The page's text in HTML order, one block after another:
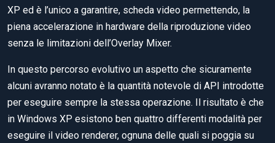
XP ed è l’unico a garantire, scheda video permettendo, la
piena accelerazione in hardware della riproduzione video
senza le limitazioni dell’Overlay Mixer.
In questo percorso evolutivo un aspetto che sicuramente
alcuni avranno notato è la quantità notevole di API introdotte
per eseguire sempre la stessa operazione. Il risultato è che
in Windows XP esistono ben quattro differenti modalità per
eseguire il video renderer, ognuna delle quali si poggia su